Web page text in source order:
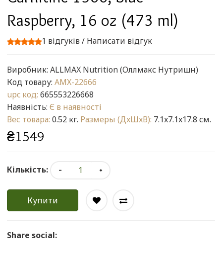
Raspberry, 16 oz (473 ml)
1 відгуків/ Написати відгук
Виробник: ALLMAX Nutrition (Оллмакс Нутришн)
Код товару: AMX-22666
upc код: 665553226668
Наявність: Є в наявності
Вес товара: 0.52 кг. Размеры (ДxШxВ): 7.1x7.1x17.8 см.
₴1549
Кількість:
Купити
Share social: